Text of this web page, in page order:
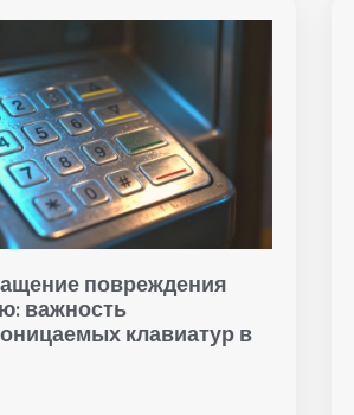
повреждения
важность
клавиатур в